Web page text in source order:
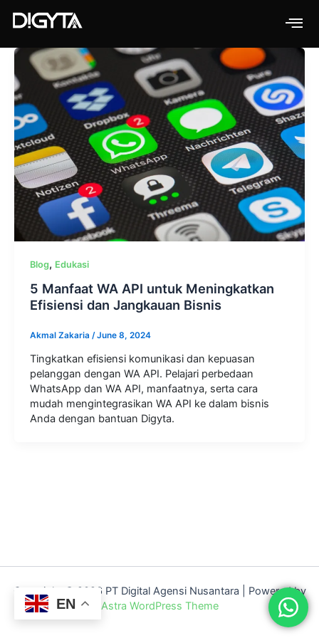
Blog, Edukasi
5 Manfaat WA API untuk Meningkatkan
Efisiensi dan Jangkauan Bisnis
Akmal Zakaria /June 8, 2024
Tingkatkan efisiensi komunikasi dan kepuasan
pelanggan dengan WA API. Pelajari perbedaan
WhatsApp dan WA API, manfaatnya, serta cara
mudah mengintegrasikan WA API ke dalam bisnis
Anda dengan bantuan Digyta.
Copyright © 2026 PT Digital Agensi Nusantara | Powered by
Astra WordPress Theme
EN